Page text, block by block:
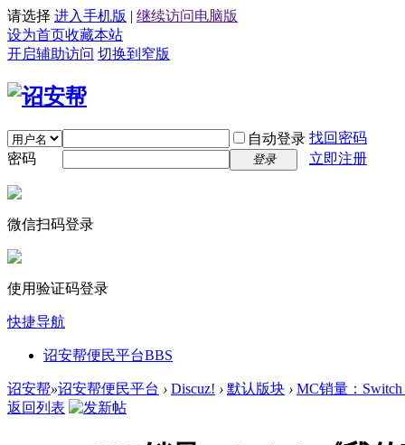
请选择 进入手机版 | 继续访问电脑版
设为首页收藏本站
开启辅助访问 切换到窄版
自动登录 找回密码
密码
登录 立即注册
微信扫码登录
使用验证码登录
快捷导航
诏安帮便民平台BBS
诏安帮»诏安帮便民平台 › Discuz! › 默认版块 › MC销量：
返回列表